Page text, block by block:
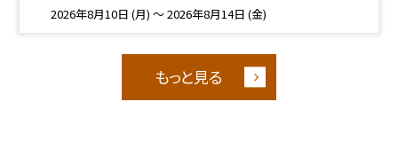
2026年8月10日 (月) ～ 2026年8月14日 (金)
もっと見る